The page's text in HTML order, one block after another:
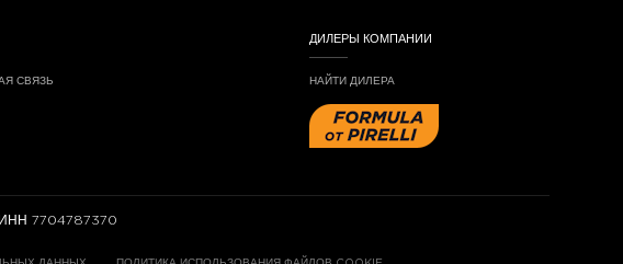
СВЯЗЬ
ДИЛЕРЫ КОМПАНИИ
НАЙТИ ДИЛЕРА
7704787370